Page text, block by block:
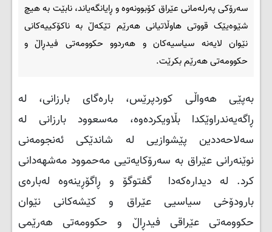
سه‌رۆكی په‌رله‌مانی عێراق كۆبوونه‌وه‌ و ڕایانگه‌یاند، نابێت بە هیچ
شێوەیێک قووتی هاوڵاتیانی هەرێم تێکەڵ بە ناکۆکییەکانی
نێوان لایەنە سیاسیەکان و هەردوو حکوومەتی فیدڕاڵ و
حکوومەتی هەرێم بکرێت.
بەپێی هەواڵی کوردپرێس، بارەگای بارزانی، لە
ڕاگەیەندراوێكدا بڵاویكردەوە، مەسعوود بارزانی لە
سەلاحەددین پێشوازیی لە شاندێکی ئەنجومەنی
نوێنەرانی عێراق بە سەرۆکایەتیی مەحموود مەشهەدانی
کرد. لە دیدارەکەدا گفتوگۆ و ڕاگۆڕینەوە لەبارەی
بارودۆخی سیاسیی عێراق و کێشەکانی نێوان
حکوومەتی عێراقی فیدڕاڵ و حکوومەتی هەرێمی